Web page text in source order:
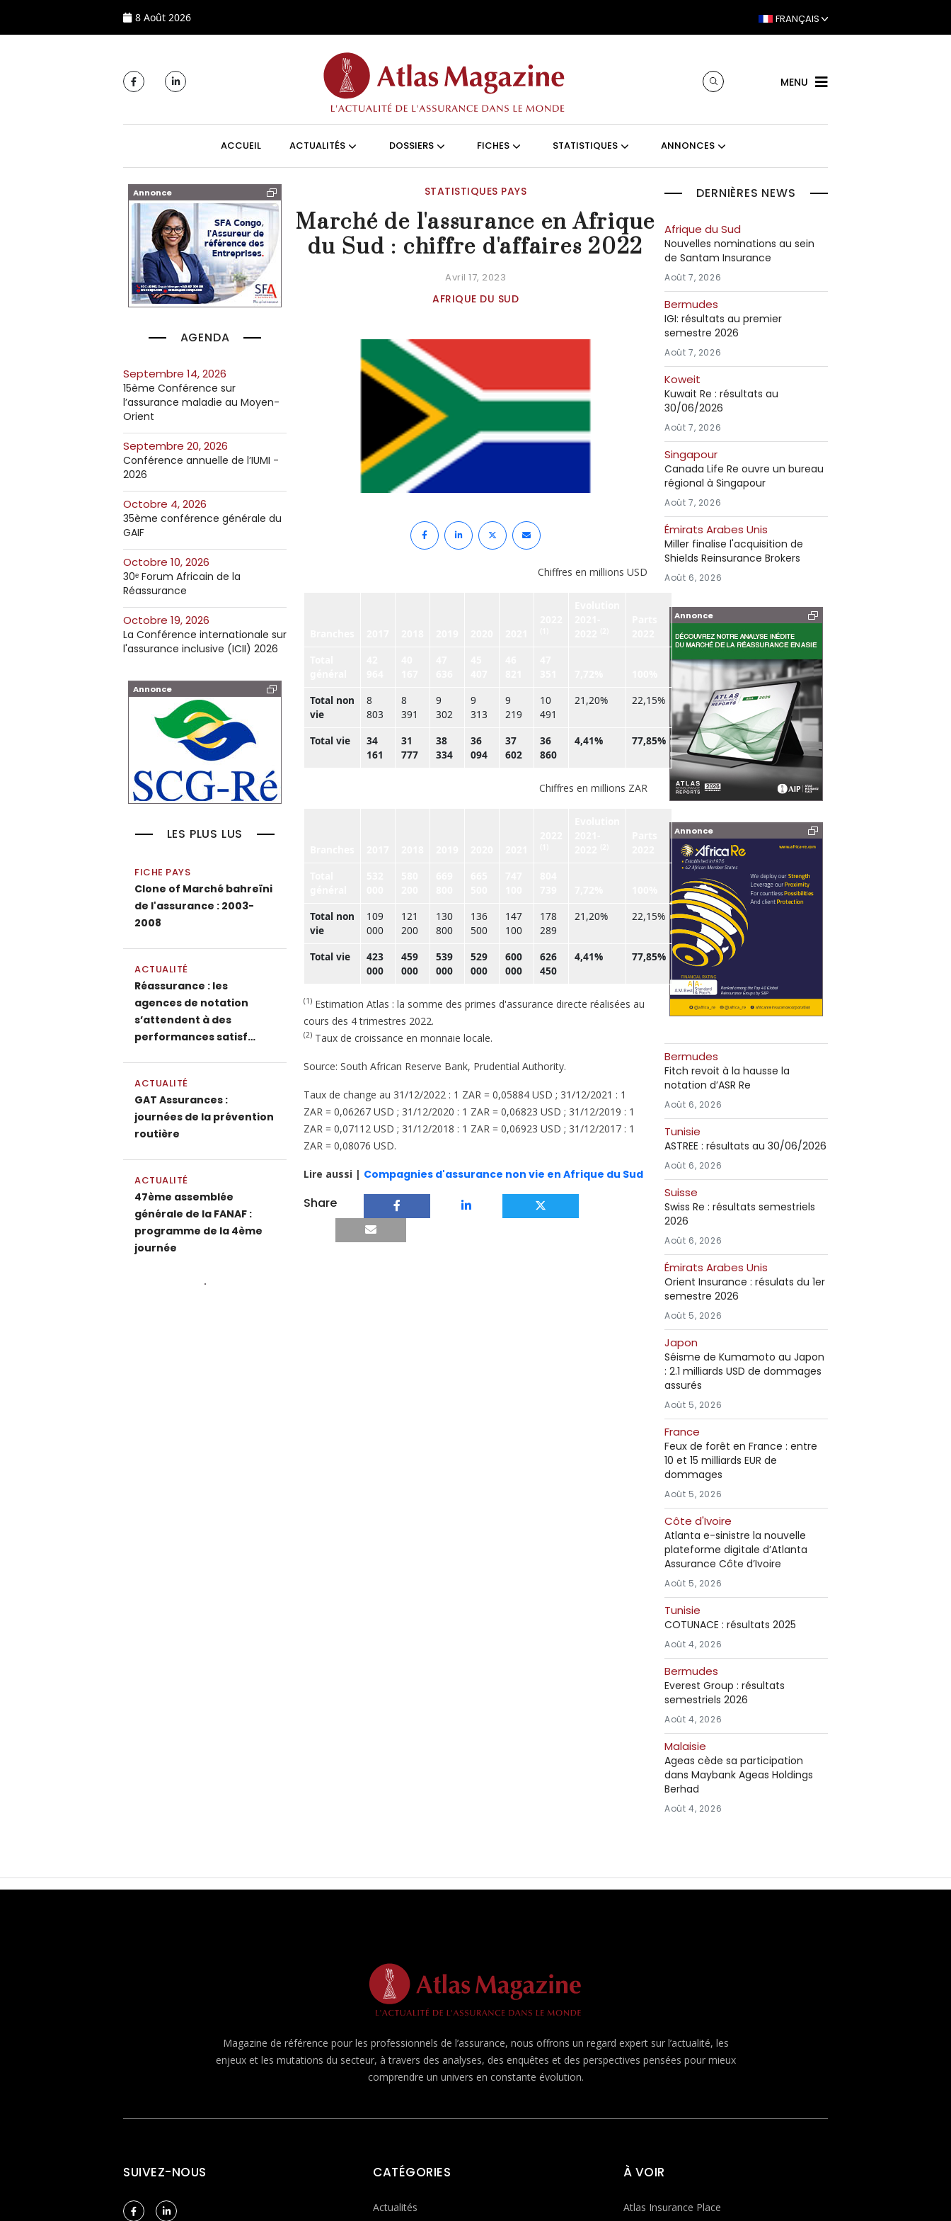
8 Août 2026 FRANÇAIS
MENU
ACCUEIL ACTUALITÉS DOSSIERS FICHES STATISTIQUES ANNONCES
Annonce
AGENDA
septembre 14, 2026
15ème Conférence sur
l’assurance maladie au Moyen-
Orient
septembre 20, 2026
Conférence annuelle de l’IUMI -
2026
octobre 4, 2026
35ème conférence générale du
GAIF
octobre 10, 2026
30ᵉ Forum Africain de la
Réassurance
octobre 19, 2026
La Conférence internationale sur
l'assurance inclusive (ICII) 2026
Annonce
LES PLUS LUS
FICHE PAYS
Clone of Marché bahreïni
de l'assurance : 2003-
2008
ACTUALITÉ
Réassurance : les
agences de notation
s’attendent à des
performances satisf…
ACTUALITÉ
GAT Assurances :
journées de la prévention
routière
ACTUALITÉ
47ème assemblée
générale de la FANAF :
programme de la 4ème
journée
STATISTIQUES PAYS
Marché de l'assurance en Afrique
du Sud : chiffre d'affaires 2022
Avril 17, 2023
AFRIQUE DU SUD
Chiffres en millions USD
Total non
vie
8
803
8
391
9
302
9
313
9
219
10
491
21,20% 22,15%
Total vie
34
161
31
777
38
334
36
094
37
602
36
860
4,41% 77,85%
Chiffres en millions ZAR
Total non
vie
109
000
121
200
130
800
136
500
147
100
178
289
21,20% 22,15%
Total vie
423
000
459
000
539
000
529
000
600
000
626
450
4,41% 77,85%
(1) Estimation Atlas : la somme des primes d'assurance directe réalisées au
cours des 4 trimestres 2022.
(2) Taux de croissance en monnaie locale.
Source: South African Reserve Bank, Prudential Authority.
Taux de change au 31/12/2022 : 1 ZAR = 0,05884 USD ; 31/12/2021 : 1
ZAR = 0,06267 USD ; 31/12/2020 : 1 ZAR = 0,06823 USD ; 31/12/2019 : 1
ZAR = 0,07112 USD ; 31/12/2018 : 1 ZAR = 0,06923 USD ; 31/12/2017 : 1
ZAR = 0,08076 USD.
Lire aussi | Compagnies d'assurance non vie en Afrique du Sud
Share
DERNIÈRES NEWS
Afrique du Sud
Nouvelles nominations au sein
de Santam Insurance
Août 7, 2026
Bermudes
IGI: résultats au premier
semestre 2026
Août 7, 2026
Koweit
Kuwait Re : résultats au
30/06/2026
Août 7, 2026
Singapour
Canada Life Re ouvre un bureau
régional à Singapour
Août 7, 2026
Émirats Arabes Unis
Miller finalise l'acquisition de
Shields Reinsurance Brokers
Août 6, 2026
Annonce
Annonce
Bermudes
Fitch revoit à la hausse la
notation d’ASR Re
Août 6, 2026
Tunisie
ASTREE : résultats au 30/06/2026
Août 6, 2026
Suisse
Swiss Re : résultats semestriels
2026
Août 6, 2026
Émirats Arabes Unis
Orient Insurance : résulats du 1er
semestre 2026
Août 5, 2026
Japon
Séisme de Kumamoto au Japon
: 2.1 milliards USD de dommages
assurés
Août 5, 2026
France
Feux de forêt en France : entre
10 et 15 milliards EUR de
dommages
Août 5, 2026
Côte d'Ivoire
Atlanta e-sinistre la nouvelle
plateforme digitale d’Atlanta
Assurance Côte d’Ivoire
Août 5, 2026
Tunisie
COTUNACE : résultats 2025
Août 4, 2026
Bermudes
Everest Group : résultats
semestriels 2026
Août 4, 2026
Malaisie
Ageas cède sa participation
dans Maybank Ageas Holdings
Berhad
Août 4, 2026
Magazine de référence pour les professionnels de l’assurance, nous offrons un regard expert sur l’actualité, les
enjeux et les mutations du secteur, à travers des analyses, des enquêtes et des perspectives pensées pour mieux
comprendre un univers en constante évolution.
SUIVEZ-NOUS CATÉGORIES
Actualités
À VOIR
Atlas Insurance Place